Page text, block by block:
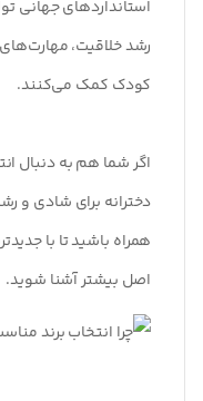
استانداردهای جهانی
رشد خلاقیت،
کودک کمک می‌کنند.
اگر شما هم به دنبال
دخترانه برای شادی و
همراه باشید تا با
اصل بیشتر آشنا شوید.